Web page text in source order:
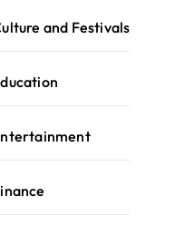
and Festivals